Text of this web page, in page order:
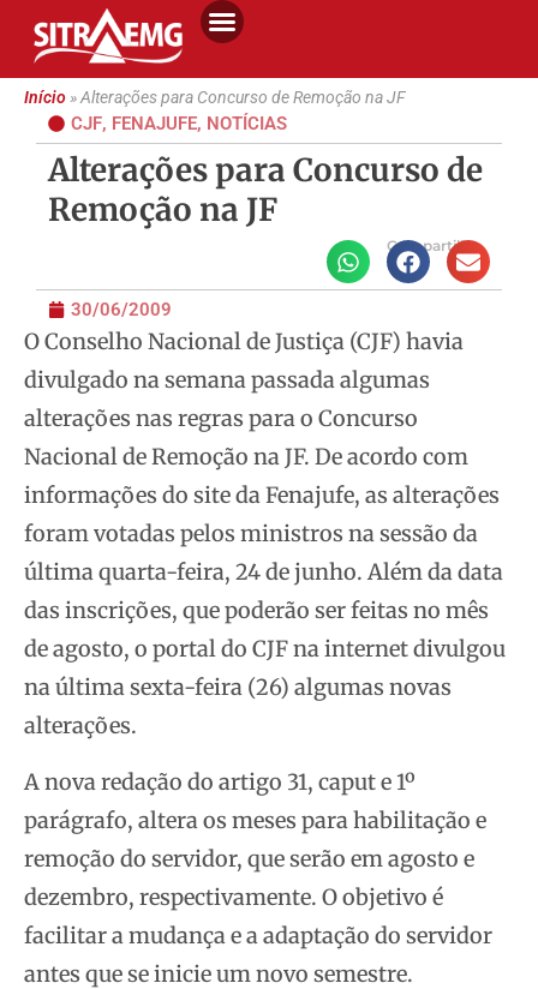
Início»Alterações para Concurso de Remoção na JF
CJF, FENAJUFE, NOTÍCIAS
Alterações para Concurso de
Remoção na JF
Compartilhe
30/06/2009
O Conselho Nacional de Justiça (CJF) havia
divulgado na semana passada algumas
alterações nas regras para o Concurso
Nacional de Remoção na JF. De acordo com
informações do site da Fenajufe, as alterações
foram votadas pelos ministros na sessão da
última quarta-feira, 24 de junho. Além da data
das inscrições, que poderão ser feitas no mês
de agosto, o portal do CJF na internet divulgou
na última sexta-feira (26) algumas novas
alterações.
A nova redação do artigo 31, caput e 1º
parágrafo, altera os meses para habilitação e
remoção do servidor, que serão em agosto e
dezembro, respectivamente. O objetivo é
facilitar a mudança e a adaptação do servidor
antes que se inicie um novo semestre.